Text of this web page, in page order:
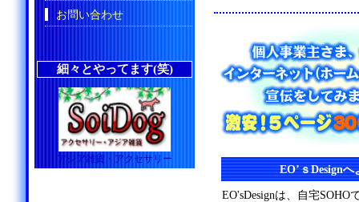
EO’ｓDesign
EO'sDesignは、自宅SOHO
お問い合わせ
細々とやってます(笑)
アジア雑貨・アクセサリー